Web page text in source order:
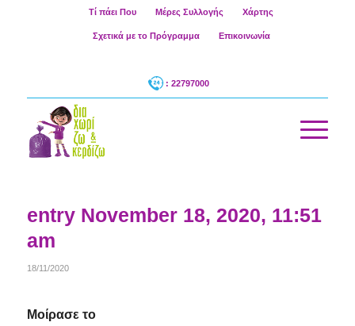
Τί πάει Που Μέρες Συλλογής Χάρτης
Σχετικά με το Πρόγραμμα Επικοινωνία
: 22797000
entry November 18, 2020, 11:51
am
18/11/2020
Μοίρασε το